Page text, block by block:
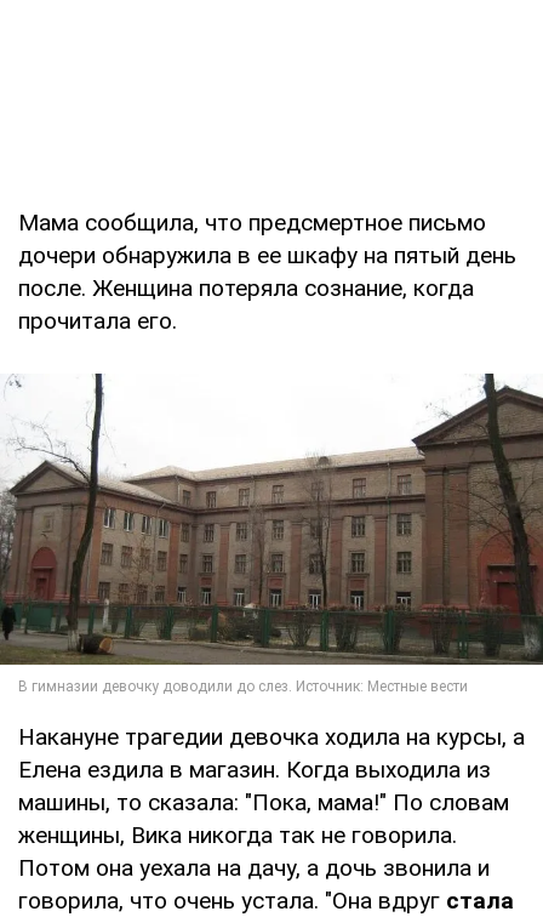
Мама сообщила, что предсмертное письмо
дочери обнаружила в ее шкафу на пятый день
после. Женщина потеряла сознание, когда
прочитала его.
Накануне трагедии девочка ходила на курсы, а
Елена ездила в магазин. Когда выходила из
машины, то сказала: "Пока, мама!" По словам
женщины, Вика никогда так не говорила.
Потом она уехала на дачу, а дочь звонила и
говорила, что очень устала. "Она вдруг стала